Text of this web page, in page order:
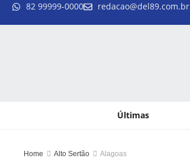
82 99999-0000 redacao@del89.com.br
Últimas
Home Alto Sertão Alagoas